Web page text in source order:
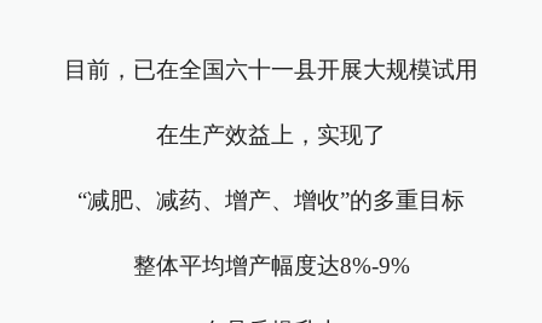
目前，已在全国六十一县开展大规模试用
在生产效益上，实现了
“减肥、减药、增产、增收”的多重目标
整体平均增产幅度达8%-9%